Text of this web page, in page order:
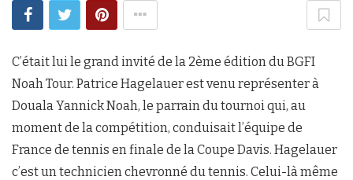
C’était lui le grand invité de la 2ème édition du BGFI
Noah Tour. Patrice Hagelauer est venu représenter à
Douala Yannick Noah, le parrain du tournoi qui, au
moment de la compétition, conduisait l’équipe de
France de tennis en finale de la Coupe Davis. Hagelauer
c’est un technicien chevronné du tennis. Celui-là même